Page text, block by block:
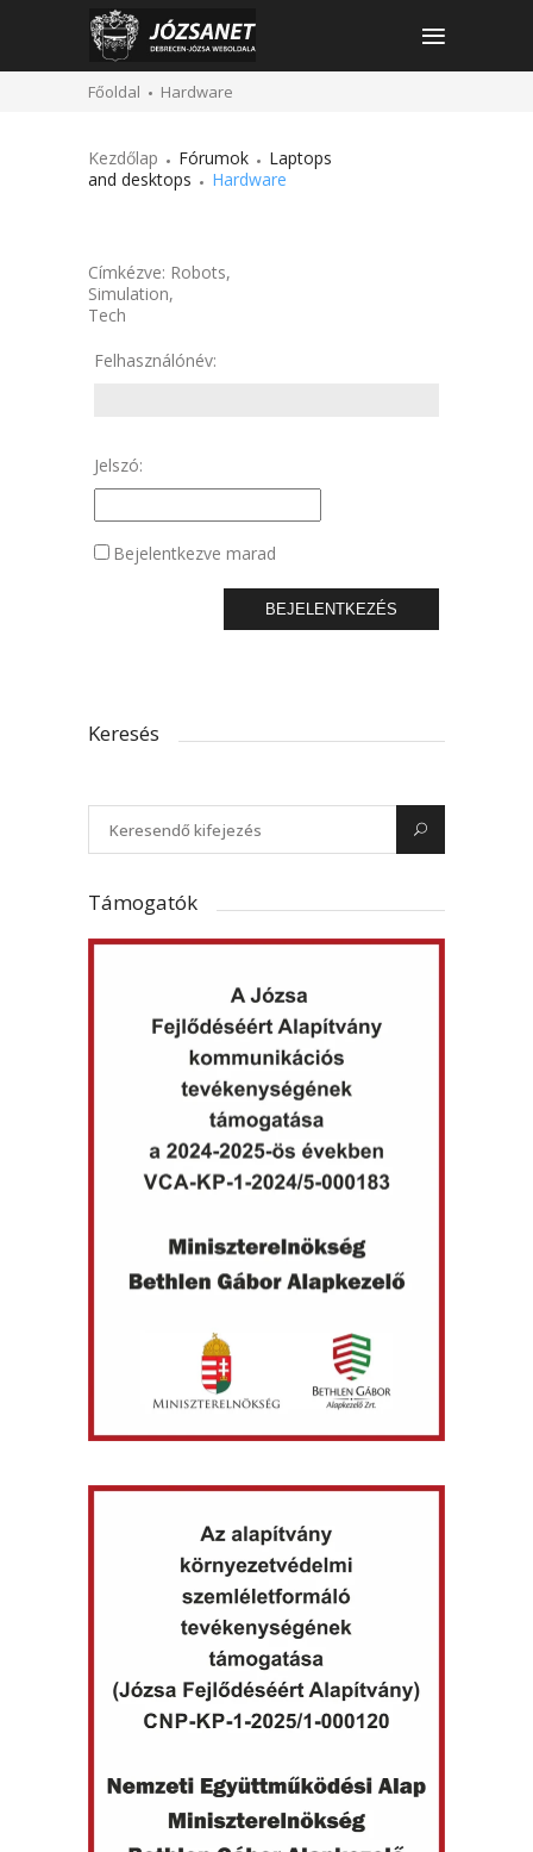
Főoldal Hardware
Kezdőlap Fórumok
Laptops
and desktops
Hardware
Címkézve: Robots,
Simulation,
Tech
Felhasználónév:
Jelszó:
Bejelentkezve marad
BEJELENTKEZÉS
Keresés
Támogatók